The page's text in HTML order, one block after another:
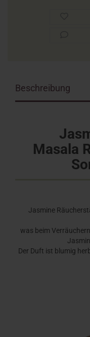
Beschreibung
Masala
Jasmine
was beim
Der Duft ist blumig